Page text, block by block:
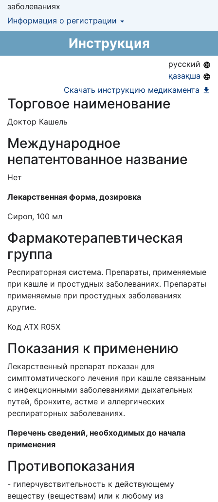
заболеваниях
Информация о регистрации
Информация о регистрации в РК:08.06.2022 -
Инструкция
русский
қазақша
Скачать инструкцию медикамента
Торговое наименование
Доктор Кашель
Международное
непатентованное название
Нет
Лекарственная форма, дозировка
Сироп, 100 мл
Фармакотерапевтическая
группа
Респираторная система. Препараты, применяемые
при кашле и простудных заболеваниях. Препараты
применяемые при простудных заболеваниях
другие.
Код АТХ R05X
Показания к применению
Лекарственный препарат показан для
симптоматического лечения при кашле связанным
с инфекционными заболеваниями дыхательных
путей, бронхите, астме и аллергических
респираторных заболеваниях.
Перечень сведений, необходимых до начала
применения
Противопоказания
- гиперчувствительность к действующему
веществу (веществам) или к любому из